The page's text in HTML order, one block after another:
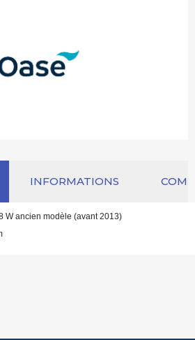
INFORMATIONS
W ancien modèle (avant 2013)